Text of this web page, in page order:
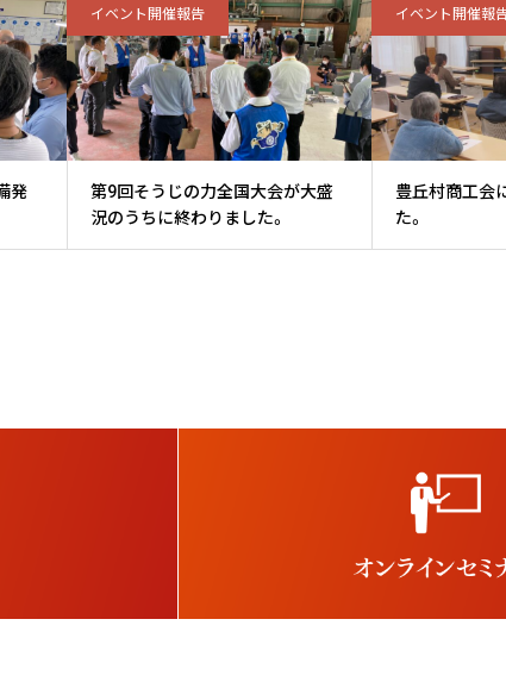
発
イベント開催報告
第9回そうじの力全国大会が大盛
況のうちに終わりました。
イベント開催報
豊丘村商工会
た。